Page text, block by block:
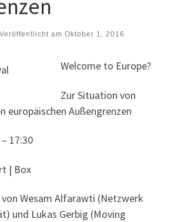
Veröffentlicht am Oktober 1, 2016
Welcome to Europe?
Zur Situation von
europäischen Außengrenzen
17:30
| Box
Wesam Alfarawti (Netzwerk
und Lukas Gerbig (Moving